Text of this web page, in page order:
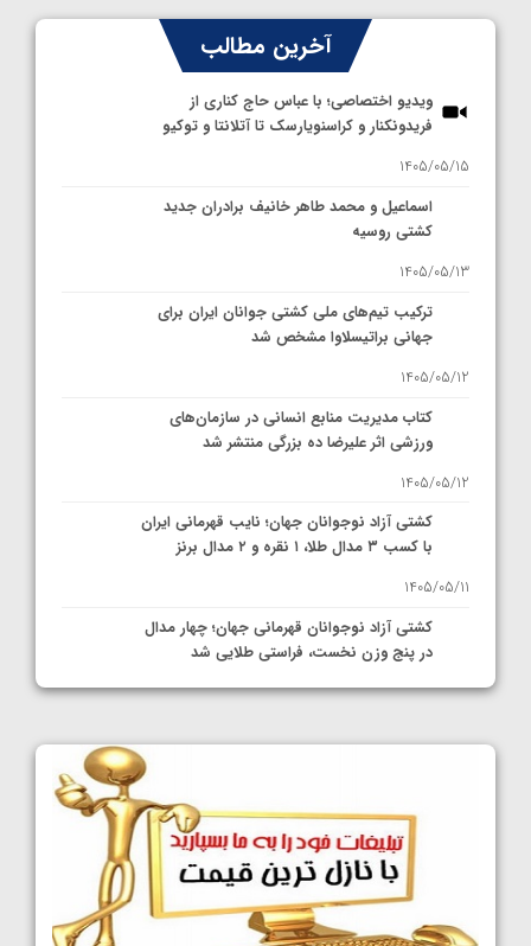
آخرین مطالب
ویدیو اختصاصی؛ با عباس حاج کناری از
فریدونکنار و کراسنویارسک تا آتلانتا و توکیو
1405/05/15
اسماعیل و محمد طاهر خانیف برادران جدید
کشتی روسیه
1405/05/13
ترکیب تیم‌های ملی کشتی جوانان ایران برای
جهانی براتیسلاوا مشخص شد
1405/05/12
کتاب مدیریت منابع انسانی در سازمان‌های
ورزشی اثر علیرضا ده بزرگی منتشر شد
1405/05/12
کشتی آزاد نوجوانان جهان؛ نایب قهرمانی ایران
با کسب ۳ مدال طلا، ۱ نقره و ۲ مدال برنز
1405/05/11
کشتی آزاد نوجوانان قهرمانی جهان؛ چهار مدال
در پنج وزن نخست، فراستی طلایی شد
1405/05/11
کشتی آزاد نوجوانان جهان؛ رقبای نمایندگان
ایران مشخص شدند
1405/05/08